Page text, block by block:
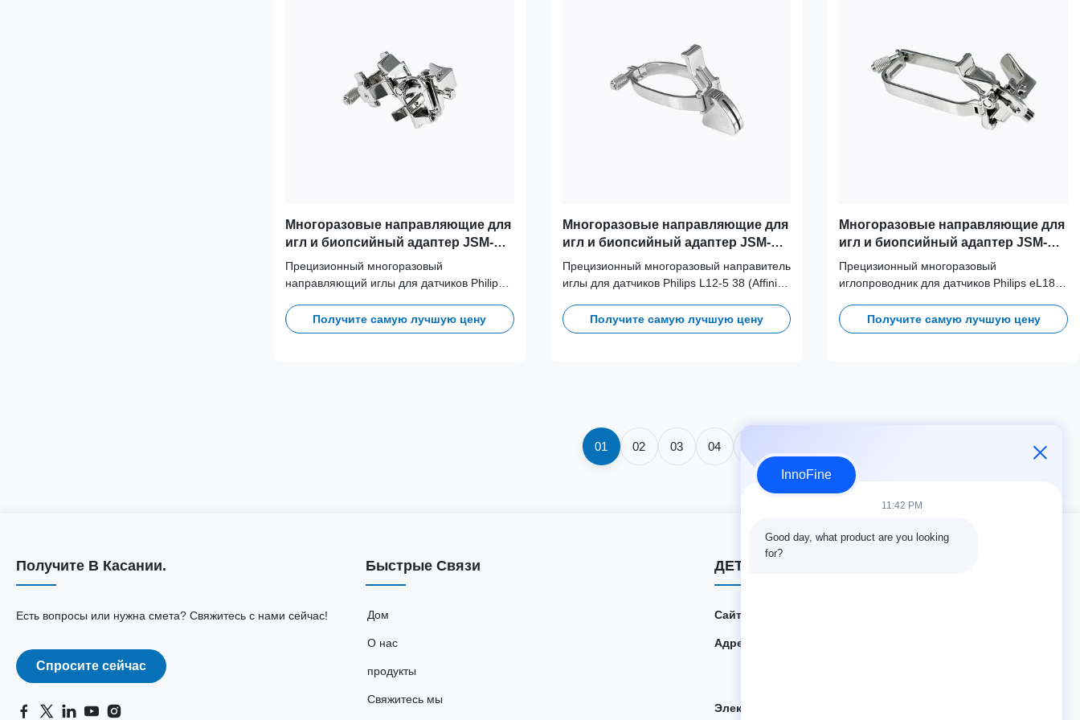
Многоразовые направляющие для
игл и биопсийный адаптер JSM-
175 для датчика Philips C8-5 (CX30,
CX50, HD9 и HD15)
Прецизионный многоразовый
направляющий иглы для датчиков Philips
Изготовлен из медицинской нержавеющей
стали 316L, выдерживает более 100
Получите самую лучшую цену
Многоразовые направляющие для
игл и биопсийный адаптер JSM-
145 для датчика Philips L12-5 38
(Affiniti 50, ClearVue)
Прецизионный многоразовый направитель
иглы для датчиков Philips L12-5 38 (Affiniti
нержавеющей стали 316L, выдерживает
более 100 циклов автоклавирования, что
Получите самую лучшую цену
Многоразовые направляющие для
игл и биопсийный адаптер JSM-
084 для датчика Philips eL18-4
Прецизионный многоразовый
иглопроводник для датчиков Philips eL18-
нержавеющей стали 316L, выдерживает
более 100 циклов автоклавирования, что
Получите самую лучшую цену
01 02 03 04
Получите В Касании.
Есть вопросы или нужна смета? Свяжитесь с нами сейчас!
Спросите сейчас
Быстрые Связи
Дом
О нас
продукты
Свяжитесь мы
ДЕТАЛИ КОНТАКТА
Сайт:
Адрес:
Электронная почта:
InnoFine
11:42 PM
Good day, what product are you looking
for?